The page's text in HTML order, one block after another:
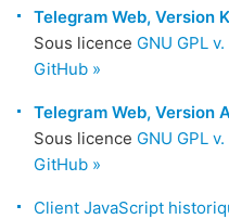
Telegram Web, Version K
Sous licence GNU GPL v.
GitHub »
Telegram Web, Version
Sous licence GNU GPL v.
GitHub »
Client JavaScript